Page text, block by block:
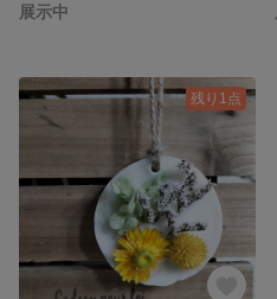
展示中
残り1点